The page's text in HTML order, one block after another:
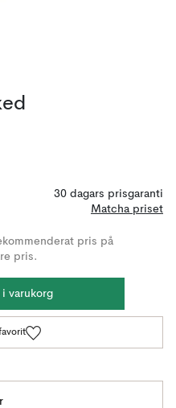
30 dagars prisgaranti
Matcha priset
pris på
pris.
i varukorg